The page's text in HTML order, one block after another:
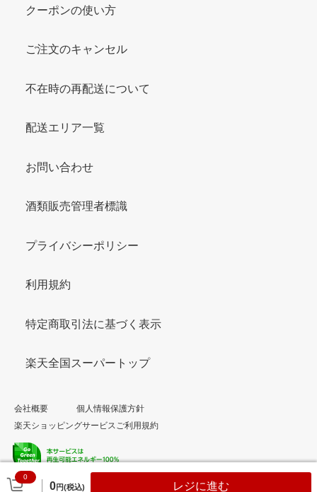
0
0円(税込) レジに進む
クーポンの使い方
ご注文のキャンセル
不在時の再配送について
配送エリア一覧
お問い合わせ
酒類販売管理者標識
プライバシーポリシー
利用規約
特定商取引法に基づく表示
楽天全国スーパートップ
会社概要
個人情報保護方針
楽天ショッピングサービスご利用規約
© Rakuten Group, Inc.